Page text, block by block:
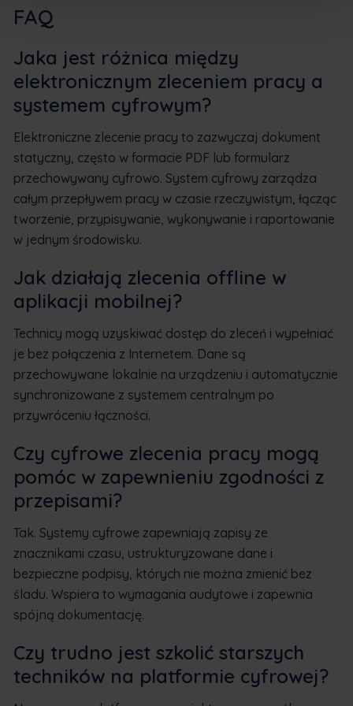
FAQ
Jaka jest różnica między
elektronicznym zleceniem pracy a
systemem cyfrowym?
Elektroniczne zlecenie pracy to zazwyczaj dokument
statyczny, często w formacie PDF lub formularz
przechowywany cyfrowo. System cyfrowy zarządza
całym przepływem pracy w czasie rzeczywistym, łącząc
tworzenie, przypisywanie, wykonywanie i raportowanie
w jednym środowisku.
Jak działają zlecenia offline w
aplikacji mobilnej?
Technicy mogą uzyskiwać dostęp do zleceń i wypełniać
je bez połączenia z Internetem. Dane są
przechowywane lokalnie na urządzeniu i automatycznie
synchronizowane z systemem centralnym po
przywróceniu łączności.
Czy cyfrowe zlecenia pracy mogą
pomóc w zapewnieniu zgodności z
przepisami?
Tak. Systemy cyfrowe zapewniają zapisy ze
znacznikami czasu, ustrukturyzowane dane i
bezpieczne podpisy, których nie można zmienić bez
śladu. Wspiera to wymagania audytowe i zapewnia
spójną dokumentację.
Czy trudno jest szkolić starszych
techników na platformie cyfrowej?